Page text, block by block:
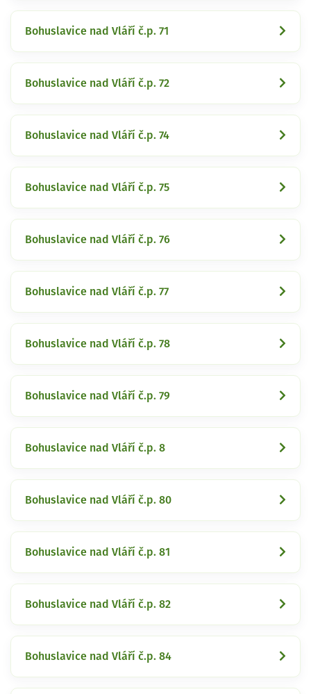
Bohuslavice nad Vláří č.p. 71
Bohuslavice nad Vláří č.p. 72
Bohuslavice nad Vláří č.p. 74
Bohuslavice nad Vláří č.p. 75
Bohuslavice nad Vláří č.p. 76
Bohuslavice nad Vláří č.p. 77
Bohuslavice nad Vláří č.p. 78
Bohuslavice nad Vláří č.p. 79
Bohuslavice nad Vláří č.p. 8
Bohuslavice nad Vláří č.p. 80
Bohuslavice nad Vláří č.p. 81
Bohuslavice nad Vláří č.p. 82
Bohuslavice nad Vláří č.p. 84